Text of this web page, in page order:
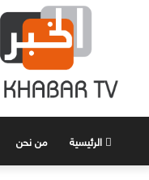
الرئيسية من نحن